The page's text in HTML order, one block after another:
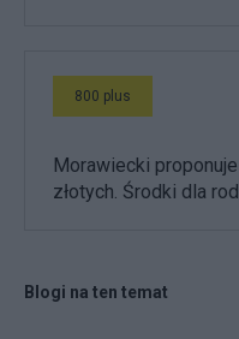
800 plus
Morawiecki
złotych. Środki dla
Blogi na ten temat